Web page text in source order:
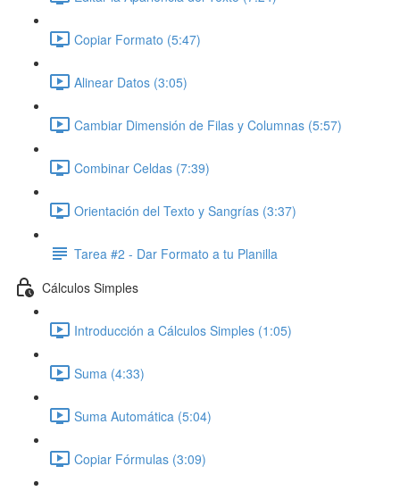
Copiar Formato (5:47)
Alinear Datos (3:05)
Cambiar Dimensión de Filas y Columnas (5:57)
Combinar Celdas (7:39)
Orientación del Texto y Sangrías (3:37)
Tarea #2 - Dar Formato a tu Planilla
Cálculos Simples
Introducción a Cálculos Simples (1:05)
Suma (4:33)
Suma Automática (5:04)
Copiar Fórmulas (3:09)